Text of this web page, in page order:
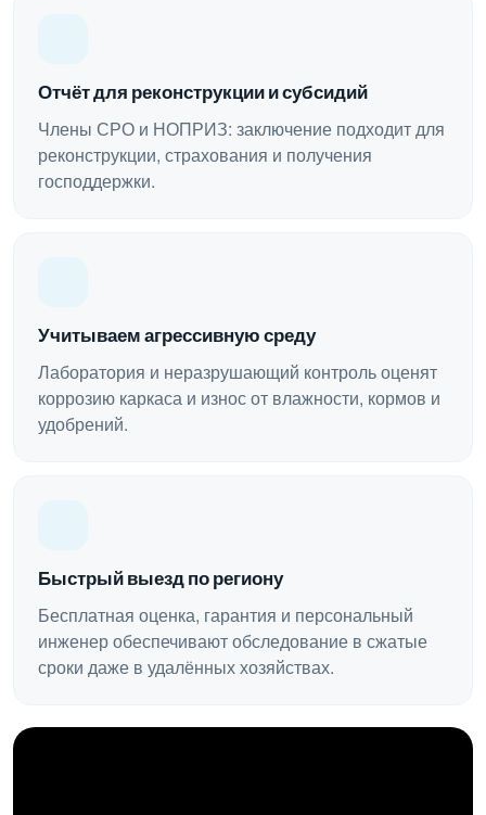
Отчёт для реконструкции и субсидий
Члены СРО и НОПРИЗ: заключение подходит для
реконструкции, страхования и получения
господдержки.
Учитываем агрессивную среду
Лаборатория и неразрушающий контроль оценят
коррозию каркаса и износ от влажности, кормов и
удобрений.
Быстрый выезд по региону
Бесплатная оценка, гарантия и персональный
инженер обеспечивают обследование в сжатые
сроки даже в удалённых хозяйствах.